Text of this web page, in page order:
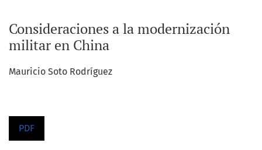
Consideraciones a la modernización
militar en China
Mauricio Soto Rodríguez
PDF